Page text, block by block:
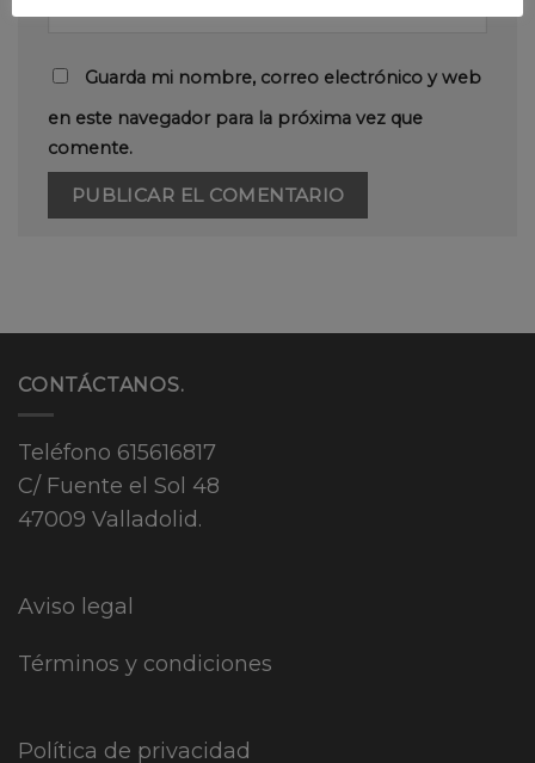
Guarda mi nombre, correo electrónico y web
en este navegador para la próxima vez que
comente.
CONTÁCTANOS.
Teléfono 615616817
C/ Fuente el Sol 48
47009 Valladolid.
Aviso legal
Términos y condiciones
Política de privacidad